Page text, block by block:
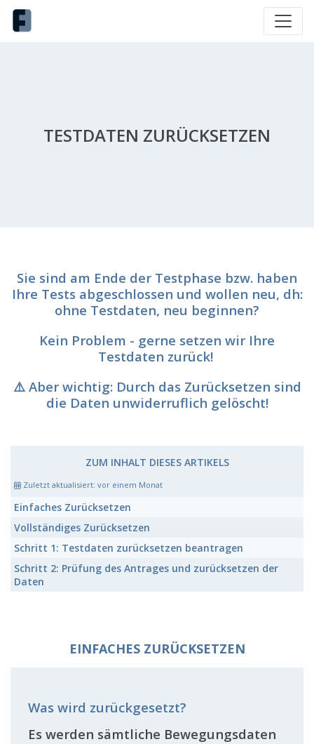
TESTDATEN ZURÜCKSETZEN
Sie sind am Ende der Testphase bzw. haben
Ihre Tests abgeschlossen und wollen neu, dh:
ohne Testdaten, neu beginnen?
Kein Problem - gerne setzen wir Ihre
Testdaten zurück!
⚠️ Aber wichtig: Durch das Zurücksetzen sind
die Daten unwiderruflich gelöscht!
ZUM INHALT DIESES ARTIKELS
Zuletzt aktualisiert: vor einem Monat
Einfaches Zurücksetzen
Vollständiges Zurücksetzen
Schritt 1: Testdaten zurücksetzen beantragen
Schritt 2: Prüfung des Antrages und zurücksetzen der
Daten
EINFACHES ZURÜCKSETZEN
Was wird zurückgesetzt?
Es werden sämtliche Bewegungsdaten